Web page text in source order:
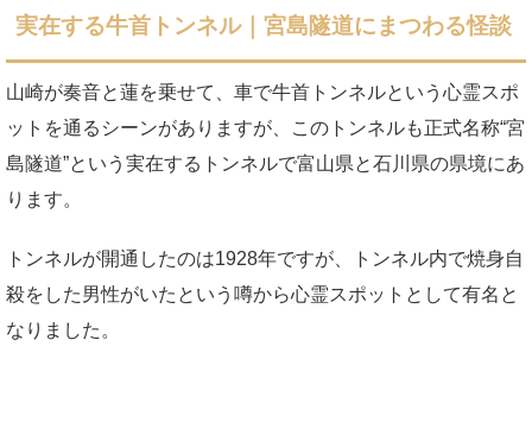
実在する牛首トンネル｜宮島隧道にまつわる怪談
山崎が奏音と蓮を乗せて、車で牛首トンネルという心霊スポ
ットを通るシーンがありますが、このトンネルも正式名称“宮
島隧道”という実在するトンネルで富山県と石川県の県境にあ
ります。
トンネルが開通したのは1928年ですが、トンネル内で焼身自
殺をした男性がいたという噂から心霊スポットとして有名と
なりました。